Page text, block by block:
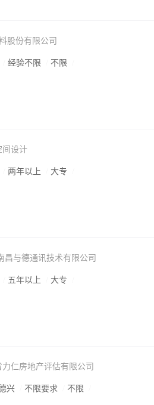
股份有限公司
经验不限 不限
间设计
两年以上 大专
昌与德通讯技术有限公司
五年以上 大专
力仁房地产评估有限公司
兴 不限要求 不限